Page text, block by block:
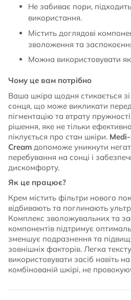
Не забиває пори,
використання.
Містить доглядові
зволоження та
Можна використовувати
Чому це вам потрібно
Ваша шкіра щодня стикається
сонця, що може викликати
пігментацію та втрату
рішення, яке не тільки
піклується про стан шкіри.
Cream допоможе уникнути
перебування на сонці і
дискомфорту.
Як це працює?
Крем містить фільтри нового
відбивають та поглинають
Комплекс зволожувальних та
компонентів підтримує
зменшує подразнення та
зовнішніх факторів. Легка
використовувати засіб навіть
комбінованій шкірі, не